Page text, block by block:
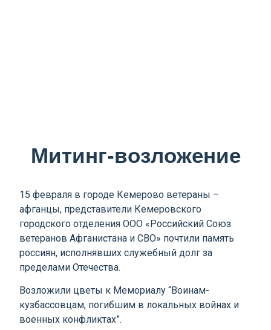
Митинг-возложение
15 февраля в городе Кемерово ветераны –
афганцы, представители Кемеровского
городского отделения ООО «Российский Союз
ветеранов Афганистана и СВО» почтили память
россиян, исполнявших служебный долг за
пределами Отечества.
Возложили цветы к Мемориалу “Воинам-
кузбассовцам, погибшим в локальных войнах и
военных конфликтах”.